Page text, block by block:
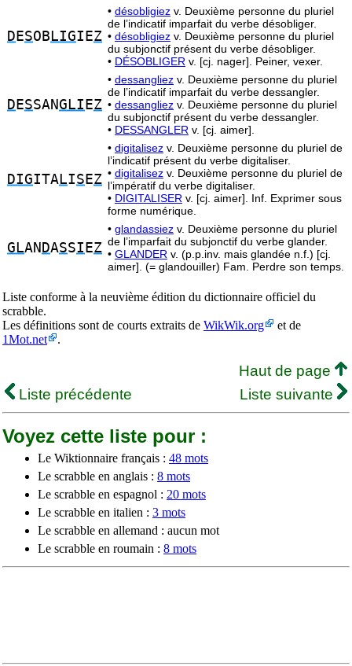
D ESOB LIGIEZ
• désobligiez v. Deuxième personne du pluriel
de l’indicatif imparfait du verbe désobliger.
• désobligiez v. Deuxième personne du pluriel
du subjonctif présent du verbe désobliger.
• DÉSOBLIGER v. [cj. nager]. Peiner, vexer.
D ESSANGLI EZ
• dessangliez v. Deuxième personne du pluriel
de l’indicatif imparfait du verbe dessangler.
• dessangliez v. Deuxième personne du pluriel
du subjonctif présent du verbe dessangler.
• DESSANGLER v. [cj. aimer].
DIGITALIS EZ
• digitalisez v. Deuxième personne du pluriel de
l’indicatif présent du verbe digitaliser.
• digitalisez v. Deuxième personne du pluriel de
l’impératif du verbe digitaliser.
• DIGITALISER v. [cj. aimer]. Inf. Exprimer sous
forme numérique.
GLAN DASSI EZ
• glandassiez v. Deuxième personne du pluriel
de l’imparfait du subjonctif du verbe glander.
• GLANDER v. (p.p.inv. mais glandée n.f.) [cj.
aimer]. (= glandouiller) Fam. Perdre son temps.
Liste conforme à la neuvième édition du dictionnaire officiel du
scrabble.
Les définitions sont de courts extraits de WikWik.org
et de
1Mot.net
.
Haut de page
Liste précédente
Liste suivante
Voyez cette liste pour :
Le Wiktionnaire français : 48 mots
Le scrabble en anglais : 8 mots
Le scrabble en espagnol : 20 mots
Le scrabble en italien : 3 mots
Le scrabble en allemand : aucun mot
Le scrabble en roumain : 8 mots